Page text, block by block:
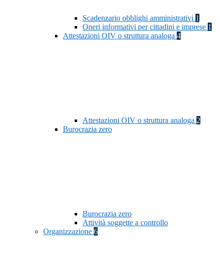
Scadenzario obblighi amministrativi 1
Oneri informativi per cittadini e imprese 1
Attestazioni OIV o struttura analoga 4
Attestazioni OIV o struttura analoga 2
Burocrazia zero
Burocrazia zero
Attività soggette a controllo
Organizzazione 6